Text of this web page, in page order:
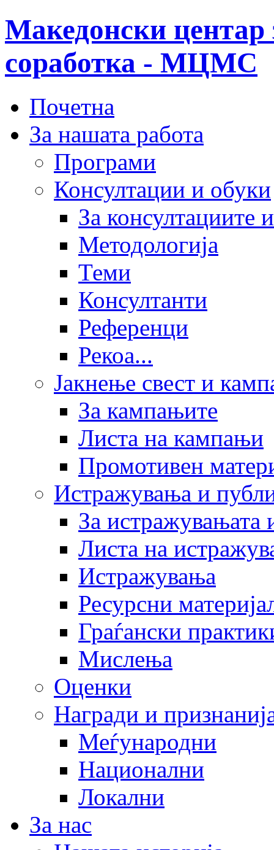
Македонски центар
соработка - МЦМС
Почетна
За нашата работа
Програми
Консултации и обуки
За консултациите
Методологија
Теми
Консултанти
Референци
Рекоа...
Јакнење свест и
За кампањите
Листа на кампањи
Промотивен
Истражувања и
За истражувањата
Листа на
Истражувања
Ресурсни
Граѓански
Мислења
Оценки
Награди и
Меѓународни
Национални
Локални
За нас